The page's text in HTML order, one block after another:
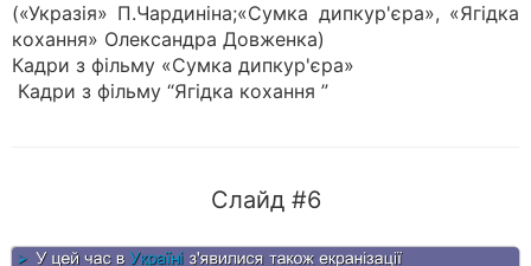
(«Укразія» П.Чардиніна;«Сумка дипкур'єра», «Ягідка
кохання» Олександра Довженка)
Кадри з фільму «Сумка дипкур'єра»
Кадри з фільму “Ягідка кохання ”
Слайд #6